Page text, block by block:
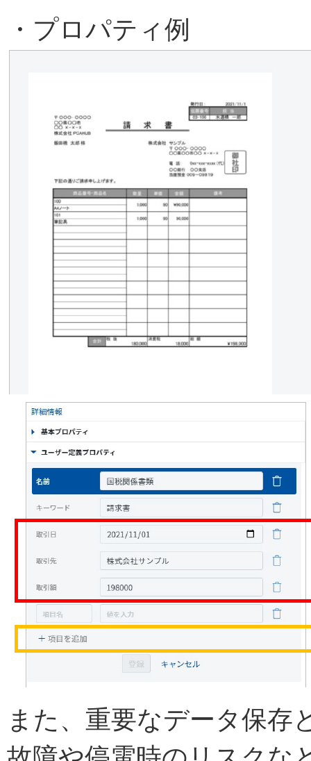
・プロパティ例
また、重要なデータ保存